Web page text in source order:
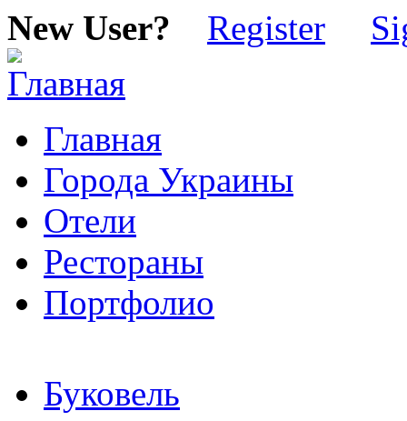
New User? Register
Главная
Города Украины
Отели
Рестораны
Портфолио
Буковель